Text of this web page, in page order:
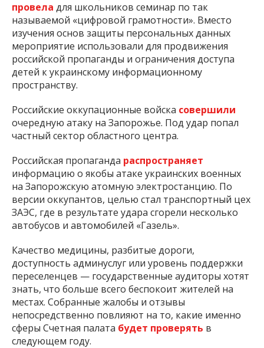
провела для школьников семинар по так
называемой «цифровой грамотности». Вместо
изучения основ защиты персональных данных
мероприятие использовали для продвижения
российской пропаганды и ограничения доступа
детей к украинскому информационному
пространству.
Российские оккупационные войска совершили
очередную атаку на Запорожье. Под удар попал
частный сектор областного центра.
Российская пропаганда распространяет
информацию о якобы атаке украинских военных
на Запорожскую атомную электростанцию. По
версии оккупантов, целью стал транспортный цех
ЗАЭС, где в результате удара сгорели несколько
автобусов и автомобилей «Газель».
Качество медицины, разбитые дороги,
доступность админуслуг или уровень поддержки
переселенцев — государственные аудиторы хотят
знать, что больше всего беспокоит жителей на
местах. Собранные жалобы и отзывы
непосредственно повлияют на то, какие именно
сферы Счетная палата будет проверять в
следующем году.